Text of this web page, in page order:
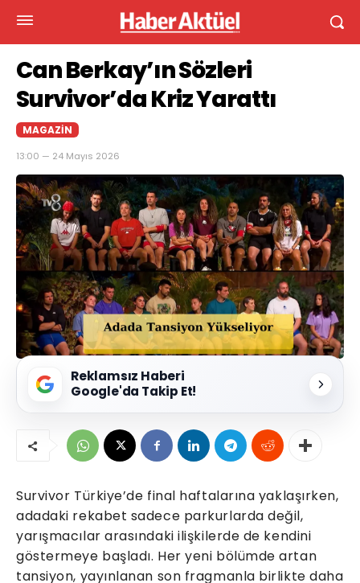
Can Berkay’ın Sözleri
Survivor’da Kriz Yarattı
MAGAZIN
13:00 — 24 Mayıs 2026
Reklamsız Haberi
Google'da Takip Et!
Survivor Türkiye’de final haftalarına yaklaşırken,
adadaki rekabet sadece parkurlarda değil,
yarışmacılar arasındaki ilişkilerde de kendini
göstermeye başladı. Her yeni bölümde artan
tansiyon, yayınlanan son fragmanla birlikte daha